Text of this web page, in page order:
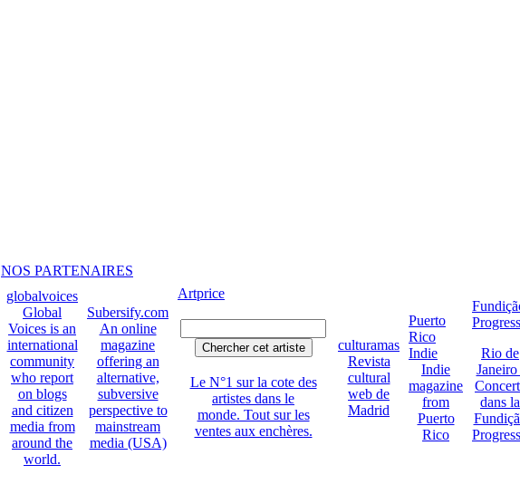
NOS PARTENAIRES
globalvoices
Global
Voices is an
international
community
who report
on blogs
and citizen
media from
around the
world.
Subersify.com
An online
magazine
offering an
alternative,
subversive
perspective to
mainstream
media (USA)
Artprice
Le N°1 sur la cote des
artistes dans le
monde. Tout sur les
ventes aux enchères.
culturamas
Revista
cultural
web de
Madrid
Puerto
Rico
Indie
Indie
magazine
from
Puerto
Rico
Rio de
Janeiro
dans la